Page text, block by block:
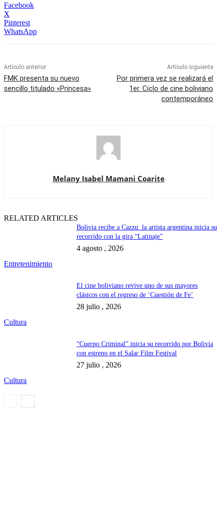
Facebook
X
Pinterest
WhatsApp
Artículo anterior
FMK presenta su nuevo
sencillo titulado «Princesa»
Artículo siguiente
Por primera vez se realizará el
1er. Ciclo de cine boliviano
contemporáneo
Melany Isabel Mamani Coarite
RELATED ARTICLES
Entretenimiento
Bolivia recibe a Cazzu: la artista argentina inicia su
recorrido con la gira “Latinaje”
4 agosto , 2026
Cultura
El cine boliviano revive uno de sus mayores
clásicos con el regreso de ‘Cuestión de Fe’
28 julio , 2026
Cultura
“Cuerpo Criminal” inicia su recorrido por Bolivia
con estreno en el Salar Film Festival
27 julio , 2026